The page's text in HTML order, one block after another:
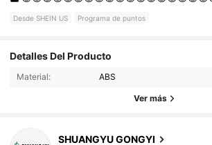
Desde SHEIN US Programa de puntos
Detalles Del Producto
Material: ABS
Ver más
SHUANGYU GONGYI
4.68 106 Seguidores
106 Seguidores